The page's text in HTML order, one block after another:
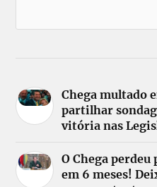
Chega multado
partilhar
vitória nas
O Chega perdeu
em 6 meses!